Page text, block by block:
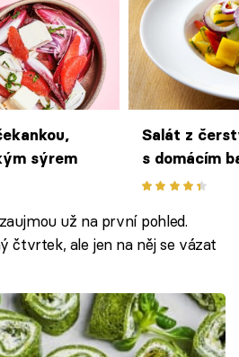
sýrem
Salát z
s domácím
už na první pohled.
čtvrtek, ale jen na něj se vázat